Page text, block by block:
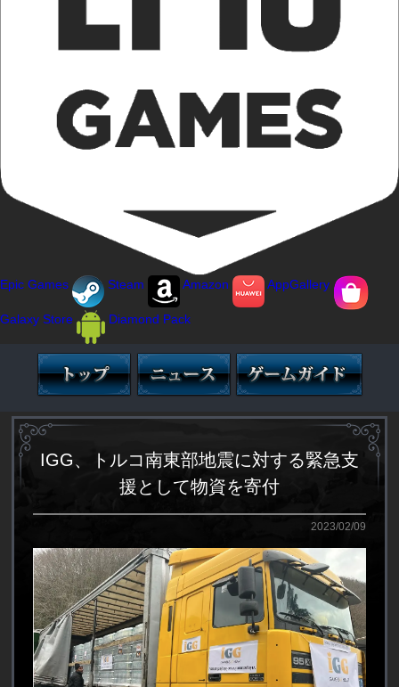
Epic Games Steam Amazon AppGallery
Galaxy Store Diamond Pack
IGG、トルコ南東部地震に対する緊急支
援として物資を寄付
2023/02/09